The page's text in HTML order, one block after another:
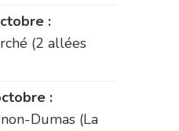
:
(2 allées
:
Dumas (La